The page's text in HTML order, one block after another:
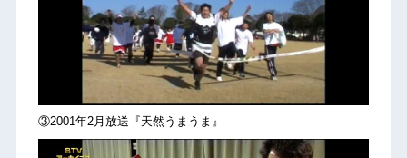
③2001年2月放送『天然うまうま』